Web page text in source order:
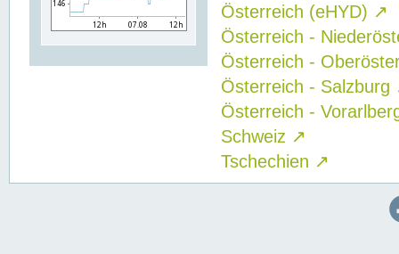
Österreich (eHYD) ↗
Österreich -
Österreich -
Österreich - Salzburg
Österreich -
Schweiz ↗
Tschechien ↗